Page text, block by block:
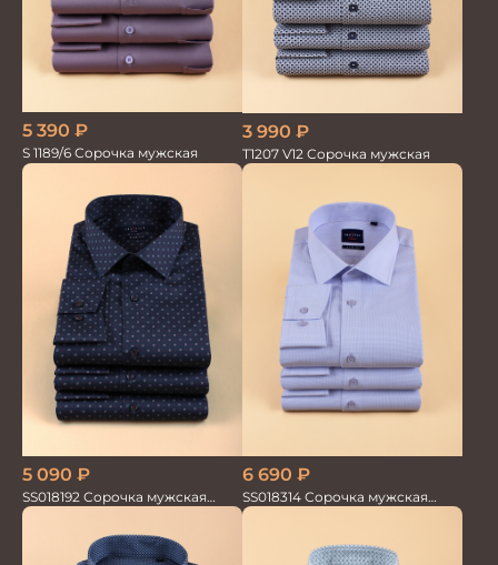
5 390 ₽
S 1189/6 Сорочка мужская
3 990 ₽
T1207 V12 Сорочка мужская
5 090 ₽
SS018192 Сорочка мужская
GROSTYLE PRIME
6 690 ₽
SS018314 Сорочка мужская
GROSTYLE TRENDY